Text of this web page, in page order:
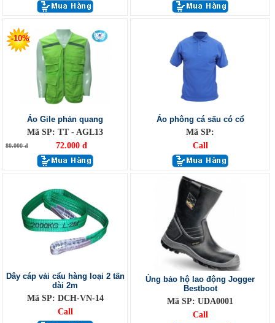
-10%
Áo Gile phản quang
Mã SP: TT - AGL13
80.000 đ 72.000 đ
Áo phông cá sấu có cổ
Mã SP:
Call
Dây cáp vải cẩu hàng loại 2 tấn
dài 2m
Mã SP: DCH-VN-14
Call
Ủng bảo hộ lao động Jogger
Bestboot
Mã SP: UDA0001
Call